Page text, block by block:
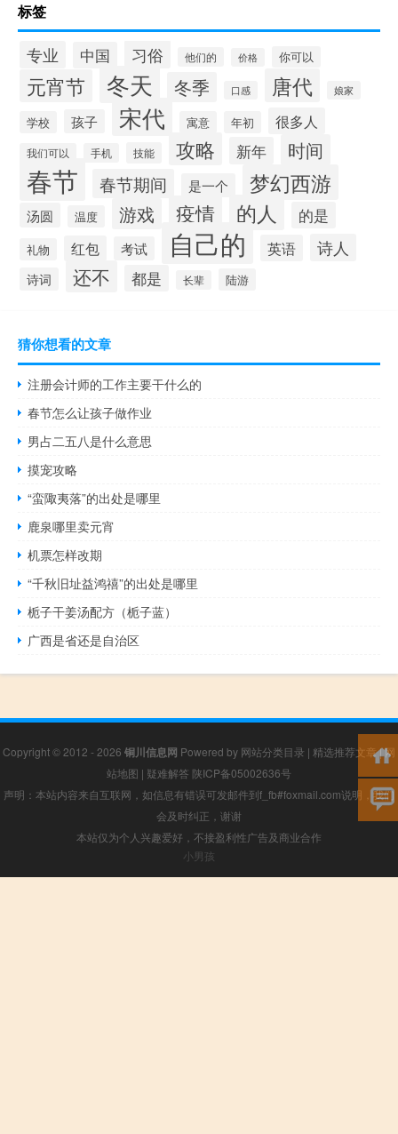
标签
专业 中国 习俗 他们的 价格 你可以
元宵节 冬天 冬季 口感 唐代 娘家
学校 孩子 宋代 寓意 年初 很多人
我们可以 手机 技能 攻略 新年 时间
春节 春节期间 是一个 梦幻西游
汤圆 温度 游戏 疫情 的人 的是
礼物 红包 考试 自己的 英语 诗人
诗词 还不 都是 长辈 陆游
猜你想看的文章
注册会计师的工作主要干什么的
春节怎么让孩子做作业
男占二五八是什么意思
摸宠攻略
“蛮陬夷落”的出处是哪里
鹿泉哪里卖元宵
机票怎样改期
“千秋旧址益鸿禧”的出处是哪里
栀子干姜汤配方（栀子蓝）
广西是省还是自治区
Copyright © 2012 - 2026 铜川信息网 Powered by 网站分类目录 | 精选推荐文章|网
站地图 | 疑难解答 陕ICP备05002636号
声明：本站内容来自互联网，如信息有错误可发邮件到f_fb#foxmail.com说明，我们
会及时纠正，谢谢
本站仅为个人兴趣爱好，不接盈利性广告及商业合作
小男孩